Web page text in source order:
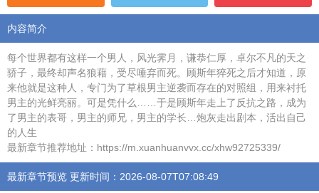
内容简介
每个世界都有这样一个男人，风光霁月，谦恭仁厚，卓尔不凡的天之
骄子，最终却声名狼藉，受尽唾弃而死。顾斯年猝死之后才知道，原
来他就是这种人，专门为了草根男主逆袭而存在的对照组，用来衬托
男主的光鲜亮丽。可是凭什么……于是顾斯年走上了反抗之路，成为
了男主的表哥，男主的师兄，男主的学长…炮灰走出剧本，活出自己
的人生
最新章节推荐地址：https://m.xuanhuanvvx.cc/xhw92725339/
最新章节预览 更新时间：2026-08-07T07:08:49